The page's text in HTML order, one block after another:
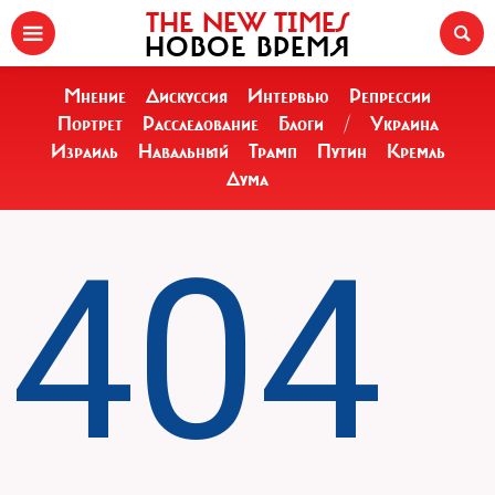
THE NEW TIMES
НОВОЕ ВРЕМЯ
Мнение Дискуссия Интервью
Репрессии
Портрет
Расследование Блоги /
Украина
Израиль
Навальный Трамп Путин
Кремль
Дума
404